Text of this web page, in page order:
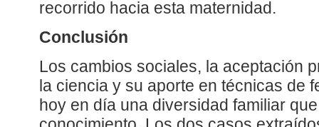
recorrido hacia esta maternidad.
Conclusión
Los cambios sociales, la aceptación
la ciencia y su aporte en técnicas de
hoy en día una diversidad familiar